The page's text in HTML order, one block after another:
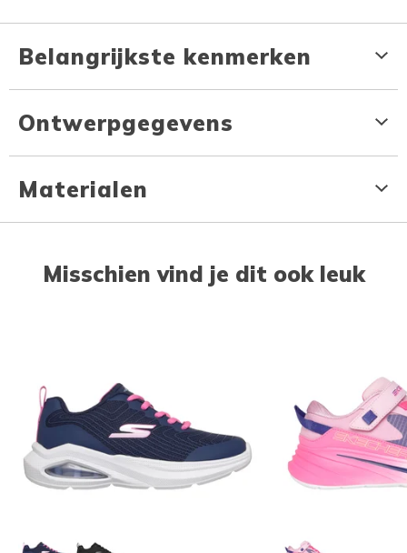
Belangrijkste kenmerken
Ontwerpgegevens
Materialen
Misschien vind je dit ook leuk